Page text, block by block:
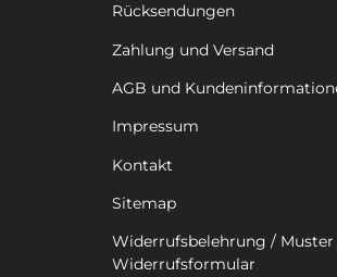
Rücksendungen
Zahlung und Versand
AGB und
Impressum
Kontakt
Sitemap
Widerrufsbelehrung / Muster
Widerrufsformular